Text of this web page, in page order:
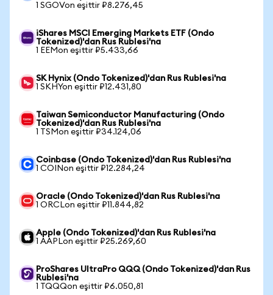
1 SGOVon eşittir ₽8.276,45
iShares MSCI Emerging Markets ETF (Ondo
Tokenized)'dan Rus Rublesi'na
1 EEMon eşittir ₽5.433,66
SK Hynix (Ondo Tokenized)'dan Rus Rublesi'na
1 SKHYon eşittir ₽12.431,80
Taiwan Semiconductor Manufacturing (Ondo
Tokenized)'dan Rus Rublesi'na
1 TSMon eşittir ₽34.124,06
Coinbase (Ondo Tokenized)'dan Rus Rublesi'na
1 COINon eşittir ₽12.284,24
Oracle (Ondo Tokenized)'dan Rus Rublesi'na
1 ORCLon eşittir ₽11.844,82
Apple (Ondo Tokenized)'dan Rus Rublesi'na
1 AAPLon eşittir ₽25.269,60
ProShares UltraPro QQQ (Ondo Tokenized)'dan Rus
Rublesi'na
1 TQQQon eşittir ₽6.050,81